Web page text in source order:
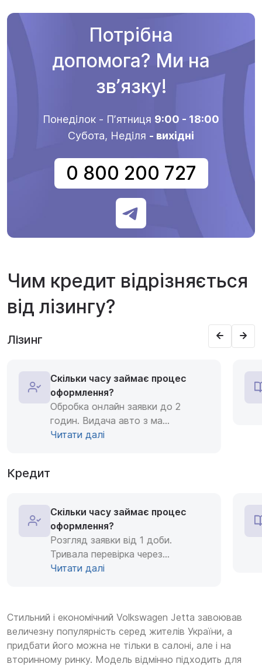
Потрібна
допомога? Ми на
звʼязку!
Понеділок - Пʼятниця 9:00 - 18:00
Субота, Неділя - вихідні
0 800 200 727
Чим кредит відрізняється
від лізингу?
Лізинг
Скільки часу займає процес
оформлення?
Обробка онлайн заявки до 2
годин. Видача авто з ма...
Читати далі
Кредит
Скільки часу займає процес
оформлення?
Розгляд заявки від 1 доби.
Тривала перевірка через...
Читати далі
Стильний і економічний Volkswagen Jetta завоював
величезну популярність серед жителів України, а
придбати його можна не тільки в салоні, але і на
вторинному ринку. Модель відмінно підходить для